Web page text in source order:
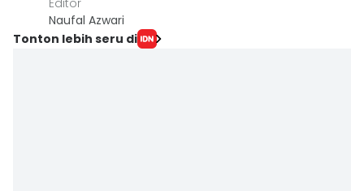
Editor
Naufal Azwari
Tonton lebih seru di